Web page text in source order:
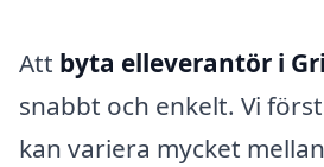
Att byta elleverantör i
snabbt och enkelt. Vi
kan variera mycket